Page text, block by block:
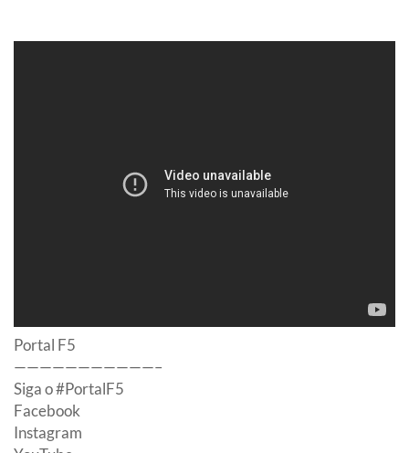
Portal F5
———————————–
Siga o #PortalF5
Facebook
Instagram